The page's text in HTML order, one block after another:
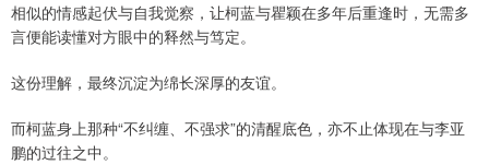
相似的情感起伏与自我觉察，让柯蓝与瞿颖在多年后重逢时，无需多
言便能读懂对方眼中的释然与笃定。
这份理解，最终沉淀为绵长深厚的友谊。
而柯蓝身上那种“不纠缠、不强求”的清醒底色，亦不止体现在与李亚
鹏的过往之中。